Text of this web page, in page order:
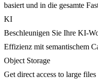
basiert und in die gesamte
KI
Beschleunigen Sie Ihre KI-
Effizienz mit semantischem
Object Storage
Get direct access to large